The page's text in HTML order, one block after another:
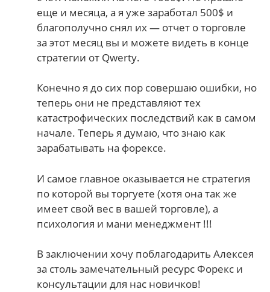
еще и месяца, а я уже заработал 500$ и
благополучно снял их — отчет о торговле
за этот месяц вы и можете видеть в конце
стратегии от Qwerty.
Конечно я до сих пор совершаю ошибки, но
теперь они не представляют тех
катастрофических последствий как в самом
начале. Теперь я думаю, что знаю как
зарабатывать на форексе.
И самое главное оказывается не стратегия
по которой вы торгуете (хотя она так же
имеет свой вес в вашей торговле), а
психология и мани менеджмент !!!
В заключении хочу поблагодарить Алексея
за столь замечательный ресурс Форекс и
консультации для нас новичков!